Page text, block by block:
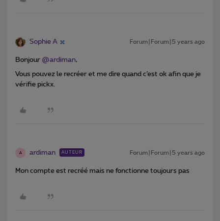
Sophie A Forum|Forum|5 years ago
Bonjour @ardiman,
Vous pouvez le recréer et me dire quand c’est ok afin que je
vérifie pickx.
A ardiman AUTEUR Forum|Forum|5 years ago
Mon compte est recréé mais ne fonctionne toujours pas